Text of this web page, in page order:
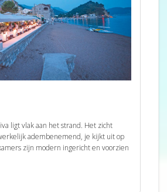
ligt vlak aan het strand. Het zicht
adembenemend, je kijkt uit op
zijn modern ingericht en voorzien